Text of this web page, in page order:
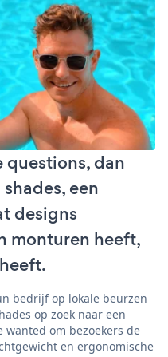
questions, dan
een
designs
monturen heeft,
bedrijf op lokale beurzen
op zoek naar een
wanted om bezoekers de
en ergonomische